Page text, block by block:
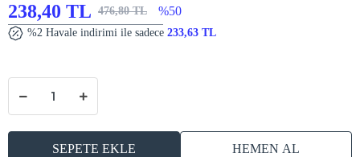
238,40 TL 476,80 TL %50
%2 Havale indirimi ile sadece 233,63 TL
SEPETE EKLE HEMEN AL